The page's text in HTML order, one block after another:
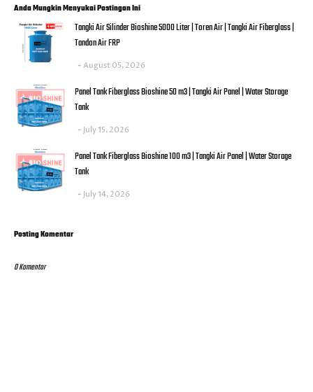
Anda Mungkin Menyukai Postingan Ini
Tangki Air Silinder Bioshine 5000 Liter | Toren Air | Tangki Air Fiberglass |
Tandon Air FRP
August 05, 2026
Panel Tank Fiberglass Bioshine 50 m3 | Tangki Air Panel | Water Storage
Tank
July 15, 2026
Panel Tank Fiberglass Bioshine 100 m3 | Tangki Air Panel | Water Storage
Tank
July 14, 2026
Posting Komentar
0 Komentar